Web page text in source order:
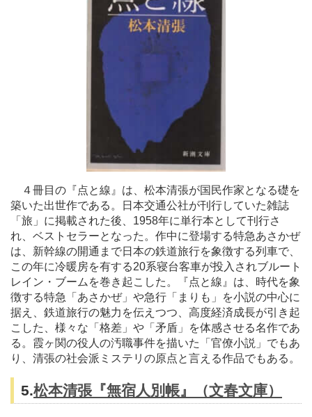
４冊目の『点と線』は、松本清張が国民作家となる礎を
築いた出世作である。日本交通公社が刊行していた雑誌
「旅」に掲載された後、1958年に単行本として刊行さ
れ、ベストセラーとなった。作中に登場する特急あさかぜ
は、新幹線の開通まで日本の鉄道旅行を象徴する列車で、
この年に冷暖房を有する20系寝台客車が投入されブルート
レイン・ブームを巻き起こした。『点と線』は、時代を象
徴する特急「あさかぜ」や急行「まりも」を小説の中心に
据え、鉄道旅行の魅力を伝えつつ、高度経済成長が引き起
こした、様々な「格差」や「矛盾」を体感させる名作であ
る。霞ヶ関の役人の汚職事件を描いた「官僚小説」でもあ
り、清張の社会派ミステリの原点と言える作品でもある。
5.松本清張『無宿人別帳』（文春文庫）